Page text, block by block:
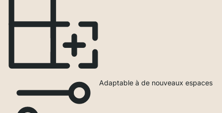
Adaptable à de nouveaux espaces